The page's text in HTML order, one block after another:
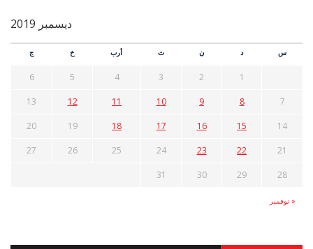
ديسمبر 2019
س د ن ث أرب خ ج
« نوفمبر
1
2
3
4
5
6
7
8
9
10
11
12
13
14
15
16
17
18
19
20
21
22
23
24
25
26
27
28
29
30
31